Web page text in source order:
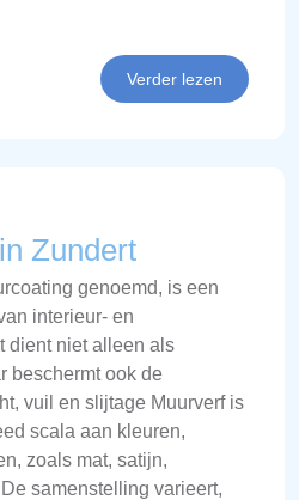
Verder lezen
Zundert
genoemd, is een
interieur- en
dient niet alleen als
beschermt ook de
vuil en slijtage Muurverf is
scala aan kleuren,
zoals mat, satijn,
samenstelling varieert,